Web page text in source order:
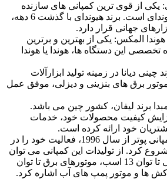
یکی از قوی ترین کمپانی های سازنده
موتوربرق، برند هیوندای است. برند هیوندای با گذشت 6 دهه،
جهانی قرار دارد.
هوندا المکس: یکی از بهترین و برترین
تخصصی این دستگاه ها، هوندا یا هوندا
چینی دیانا در زمینه تولید ابزارآلات
برق های بنزینی و دیزلی، موفق عمل
برند لیفان، کشور چین می باشد.
کیفیت محصولات خود، خدمات
خود ارائه کرده است.
موتور برق پوتر: کمپانی پوتر از سال 1996، فعالیت خود را در
کرد. از تولیدات این کمپانی می توان
به موتورهای بنزینی تا توان 13 اسب، موتورهای برق تا توان